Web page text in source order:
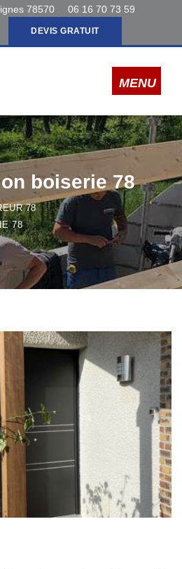
78570 06 16 70 73 59
DEVIS GRATUIT
boiserie 78
78
78